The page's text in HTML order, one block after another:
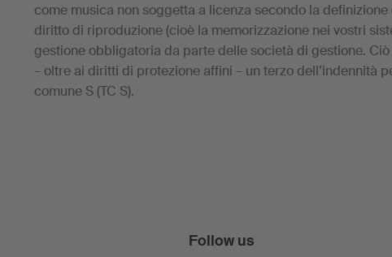
come musica non soggetta a licenza secondo la
diritto di riproduzione (cioè la memorizzazione nei vostri
gestione obbligatoria da parte delle società di gestione.
– oltre ai diritti di protezione affini – un terzo dell’indennità
comune S (TC S).
Follow us